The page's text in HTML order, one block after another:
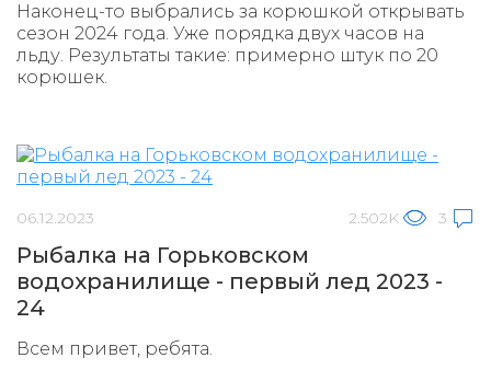
Наконец-то выбрались за корюшкой открывать
сезон 2024 года. Уже порядка двух часов на
льду. Результаты такие: примерно штук по 20
корюшек.
06.12.2023 2.502K 3
Рыбалка на Горьковском
водохранилище - первый лед 2023 -
24
Всем привет, ребята.